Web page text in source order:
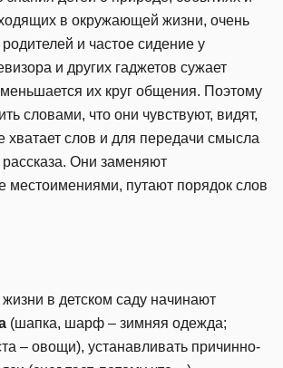
в окружающей жизни, очень
и частое сидение у
и других гаджетов сужает
их круг общения. Поэтому
словами, что они чувствуют, видят,
хватает слов и для передачи смысла
рассказа. Они заменяют
местоимениями, путают порядок слов
жизни в детском саду начинают
(шапка, шарф – зимняя одежда;
– овощи), устанавливать причинно-